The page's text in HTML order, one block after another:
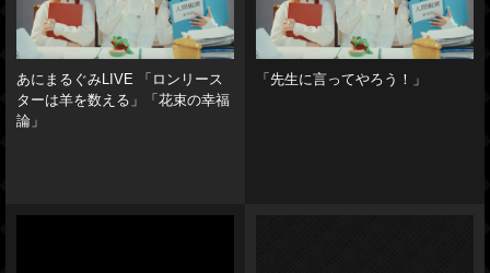
あにまるぐみLIVE 「ロンリース
ターは羊を数える」「花束の幸福
論」
「先生に言ってやろう！」